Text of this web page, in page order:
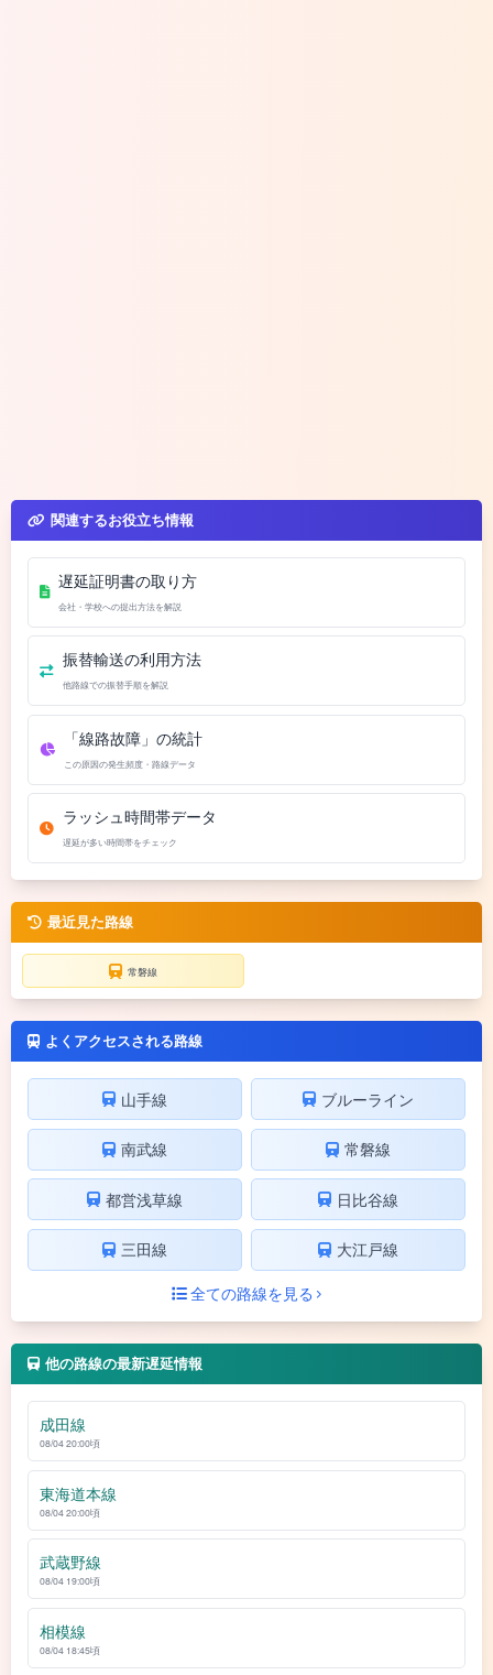
関連するお役立ち情報
遅延証明書の取り方
会社・学校への提出方法を解説
振替輸送の利用方法
他路線での振替手順を解説
「線路故障」の統計
この原因の発生頻度・路線データ
ラッシュ時間帯データ
遅延が多い時間帯をチェック
最近見た路線
常磐線
よくアクセスされる路線
山手線 ブルーライン
南武線 常磐線
都営浅草線 日比谷線
三田線
大江戸線
全ての路線を見る
他の路線の最新遅延情報
成田線
08/04 20:00頃
東海道本線
08/04 20:00頃
武蔵野線
08/04 19:00頃
相模線
08/04 18:45頃